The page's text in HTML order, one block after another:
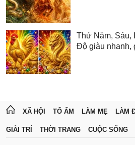
Thứ Năm, Sáu,
Độ giàu nhanh,
XÃ HỘI TỔ ẤM LÀM MẸ LÀM
GIẢI TRÍ THỜI TRANG CUỘC SỐNG